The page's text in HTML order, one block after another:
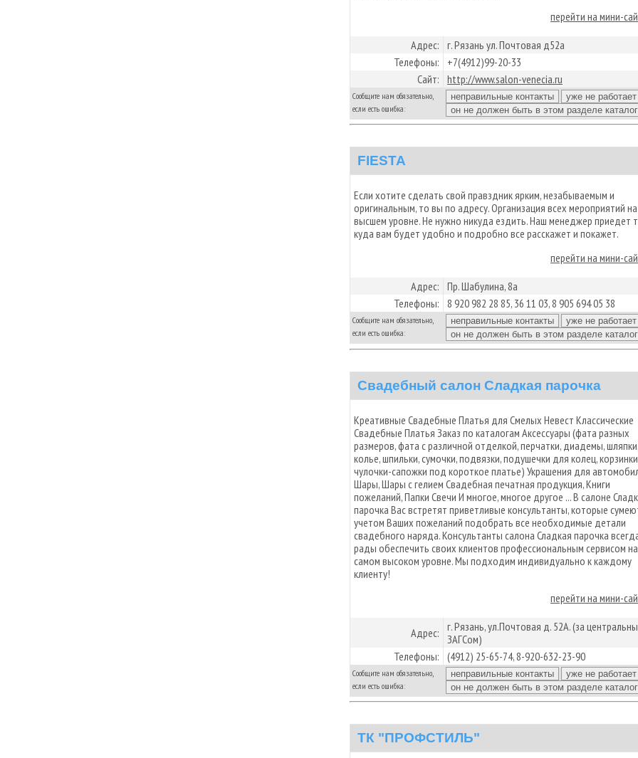
перейти на мини-
Адрес: г. Рязань ул. Почтовая д52а
Телефоны:
+7(4912)99-20-33
Сайт: http://www.salon-venecia.ru
Сообщите нам обязательно,
если есть ошибка:
FIESTA
Если хотите сделать свой правздник ярким, незабываемым и
оригинальным, то вы по адресу. Организация всех мероприятий на
высшем уровне. Не нужно никуда ездить. Наш менеджер приедет
куда вам будет удобно и подробно все расскажет и покажет.
перейти на мини-
Адрес: Пр. Шабулина, 8а
Телефоны: 8 920 982 28 85, 36 11 03, 8 905 694 05 38
Сообщите нам обязательно,
если есть ошибка:
Свадебный салон Сладкая парочка
Креативные Свадебные Платья для Смелых Невест Классические
Свадебные Платья Заказ по каталогам Аксессуары (фата разных
размеров, фата с различной отделкой, перчатки, диадемы, шляпки,
колье, шпильки, сумочки, подвязки, подушечки для колец,
чулочки-сапожки под короткое платье) Украшения для
Шары, Шары с гелием Свадебная печатная продукция, Книги
пожеланий, Папки Свечи И многое, многое другое ... В салоне
парочка Вас встретят приветливые консультанты, которые
учетом Ваших пожеланий подобрать все необходимые детали
свадебного наряда. Консультанты салона Сладкая парочка
рады обеспечить своих клиентов профессиональным сервисом на
самом высоком уровне. Мы подходим индивидуально к каждому
клиенту!
перейти на мини-
Адрес: г. Рязань, ул.Почтовая д. 52А. (за
ЗАГСом)
Телефоны: (4912) 25-65-74, 8-920-632-23-90
Сообщите нам обязательно,
если есть ошибка:
ТК "ПРОФСТИЛЬ"